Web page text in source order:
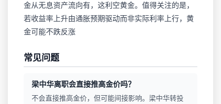
金从无息资产流向有，这利空黄金。值得关注的是，
若收益率上升由通胀预期驱动而非实际利率上行，黄
金可能不跌反涨
常见问题
梁中华离职会直接推高金价吗？
不会直接推高金价，但可能间接影响。梁中华转投